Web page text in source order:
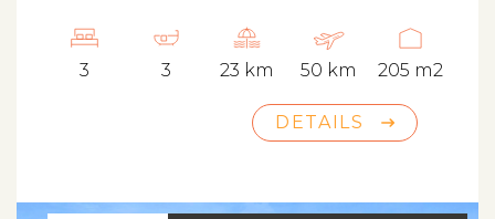
3 3 23 km 50 km 205 m2
DETAILS